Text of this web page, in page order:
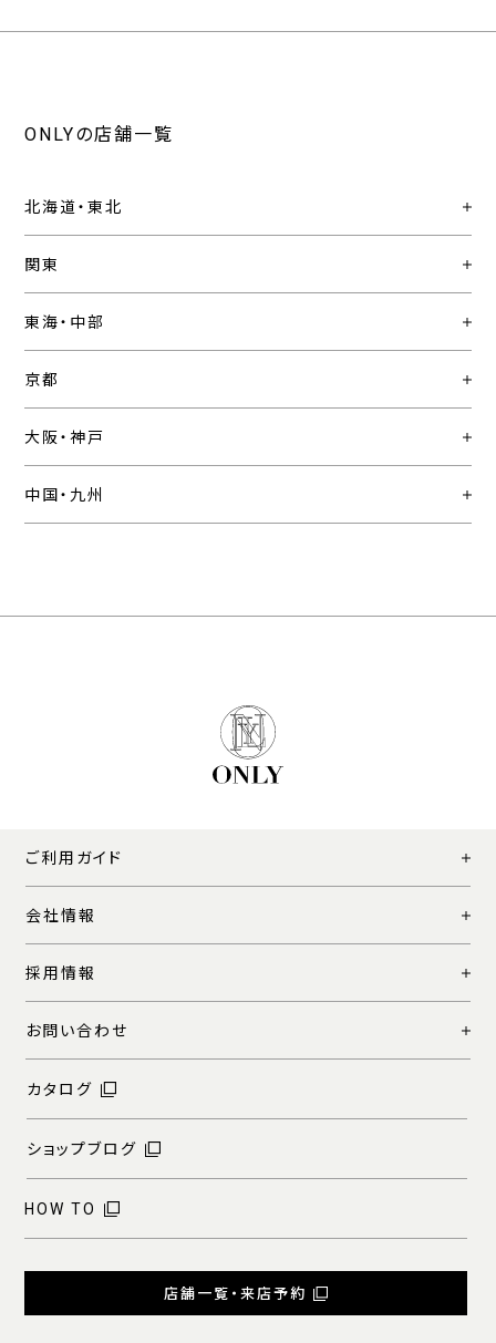
ONLYの店舗一覧
北海道・東北
関東
東海・中部
京都
大阪・神戸
中国・九州
ご利用ガイド
会社情報
採用情報
お問い合わせ
カタログ
ショップブログ
HOW TO
店舗一覧・来店予約